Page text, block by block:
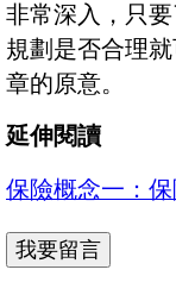
非常深入，只
規劃是否合理
章的原意。
延伸閱讀
保險概念一：